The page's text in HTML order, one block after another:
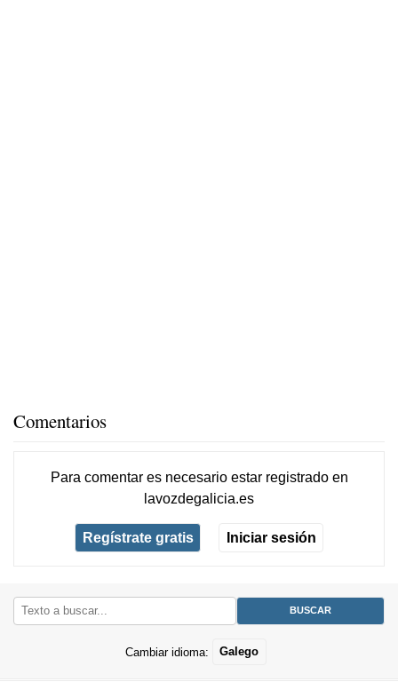
Comentarios
Para comentar es necesario estar registradoen
lavozdegalicia.es
Regístrate gratis Iniciar sesión
Cambiar idioma: Galego